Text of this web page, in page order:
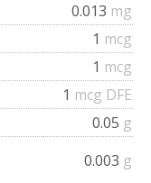
0.013 mg
1 mcg
1 mcg
1 mcg DFE
0.05 g
0.003 g